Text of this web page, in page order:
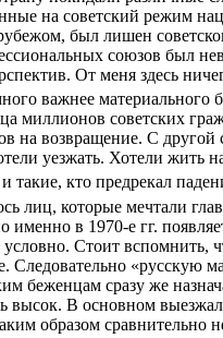
на советский режим
был лишен
союзов был
От меня здесь
важнее
советских
возвращение. С другой
уезжать. Хотели жить
такие, кто предрекал
лиц, которые мечтали
в 1970-е гг.
Стоит
«русскую
беженцам сразу же
В основном
образом сравнительно